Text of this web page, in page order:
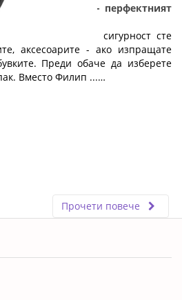
абитуриенти - перфектният
бал
Вече със сигурност сте
аксесоарите - ако изпращате
Преди обаче да изберете
Вместо Филип ...…
Прочети повече